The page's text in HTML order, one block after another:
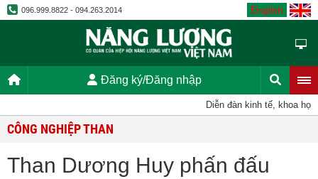
096.999.8822 - 094.263.2014 English
Đăng ký/Đăng nhập
Diễn đàn kinh tế, khoa học,
CÔNG NGHIỆP THAN
Than Dương Huy phấn đấu